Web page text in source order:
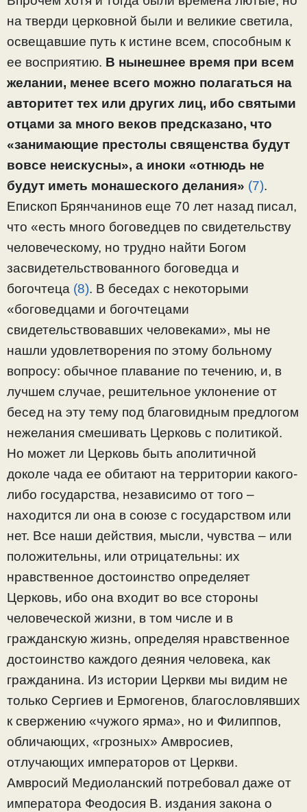
на тверди церковной были и великие светила,
освещавшие путь к истине всем, способным к
ее восприятию. В нынешнее время при всем
желании, менее всего можно полагаться на
авторитет тех или других лиц, ибо святыми
отцами за много веков предсказано, что
«занимающие престолы священства будут
вовсе неискусны», а иноки «отнюдь не
будут иметь монашеского делания» (7).
Епископ Брянчанинов еще 70 лет назад писал,
что «есть много боговедцев по свидетельству
человеческому, но трудно найти Богом
засвидетельствованного боговедца и
богочтеца (8). В беседах с некоторыми
«боговедцами и богочтецами
свидетельствовавших человеками», мы не
нашли удовлетворения по этому больному
вопросу: обычное плавание по течению, и, в
лучшем случае, решительное уклонение от
бесед на эту тему под благовидным предлогом
нежелания смешивать Церковь с политикой.
Но может ли Церковь быть аполитичной
доколе чада ее обитают на территории какого-
либо государства, независимо от того –
находится ли она в союзе с государством или
нет. Все наши действия, мысли, чувства – или
положительны, или отрицательны: их
нравственное достоинство определяет
Церковь, ибо она входит во все стороны
человеческой жизни, в том числе и в
гражданскую жизнь, определяя нравственное
достоинство каждого деяния человека, как
гражданина. Из истории Церкви мы видим не
только Сергиев и Ермогенов, благословлявших
к свержению «чужого ярма», но и Филиппов,
обличающих, «грозных» Амвросиев,
отлучающих императоров от Церкви.
Амвросий Медиоланский потребовал даже от
императора Феодосия В. издания закона о